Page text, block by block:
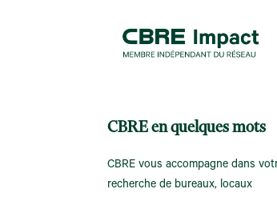
CBRE en quelques mots
CBRE vous accompagne dans
recherche de bureaux, locaux